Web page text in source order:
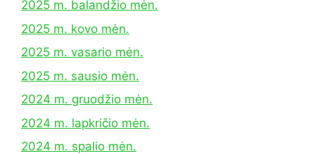
2025 m. balandžio mėn.
2025 m. kovo mėn.
2025 m. vasario mėn.
2025 m. sausio mėn.
2024 m. gruodžio mėn.
2024 m. lapkričio mėn.
2024 m. spalio mėn.